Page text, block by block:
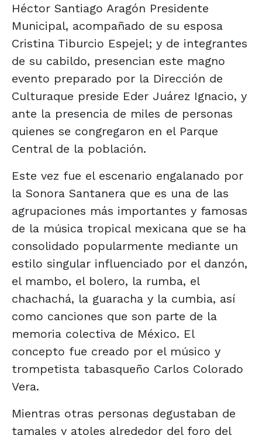
Héctor Santiago Aragón Presidente
Municipal, acompañado de su esposa
Cristina Tiburcio Espejel; y de integrantes
de su cabildo, presencian este magno
evento preparado por la Dirección de
Culturaque preside Eder Juárez Ignacio, y
ante la presencia de miles de personas
quienes se congregaron en el Parque
Central de la población.
Este vez fue el escenario engalanado por
la Sonora Santanera que es una de las
agrupaciones más importantes y famosas
de la música tropical mexicana que se ha
consolidado popularmente mediante un
estilo singular influenciado por el danzón,
el mambo, el bolero, la rumba, el
chachachá, la guaracha y la cumbia, así
como canciones que son parte de la
memoria colectiva de México. El
concepto fue creado por el músico y
trompetista tabasqueño Carlos Colorado
Vera.
Mientras otras personas degustaban de
tamales y atoles alrededor del foro del